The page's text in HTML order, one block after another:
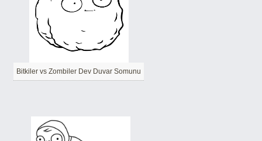
Bitkiler vs Zombiler Dev Duvar Somunu